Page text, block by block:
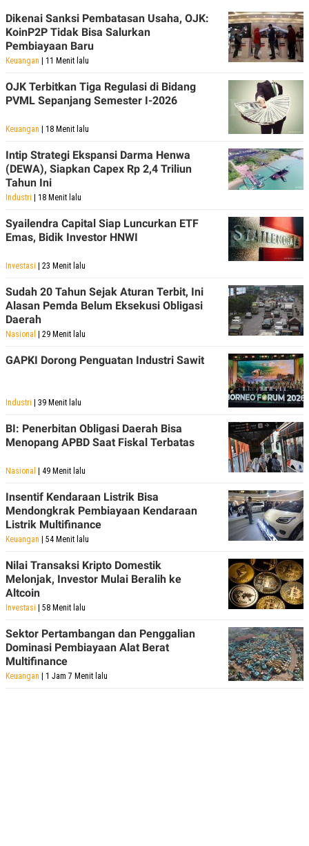
Dikenai Sanksi Pembatasan Usaha, OJK:
KoinP2P Tidak Bisa Salurkan
Pembiayaan Baru
Keuangan | 11 Menit lalu
OJK Terbitkan Tiga Regulasi di Bidang
PVML Sepanjang Semester I-2026
Keuangan | 18 Menit lalu
Intip Strategi Ekspansi Darma Henwa
(DEWA), Siapkan Capex Rp 2,4 Triliun
Tahun Ini
Industri | 18 Menit lalu
Syailendra Capital Siap Luncurkan ETF
Emas, Bidik Investor HNWI
Investasi | 23 Menit lalu
Sudah 20 Tahun Sejak Aturan Terbit, Ini
Alasan Pemda Belum Eksekusi Obligasi
Daerah
Nasional | 29 Menit lalu
GAPKI Dorong Penguatan Industri Sawit
Industri | 39 Menit lalu
BI: Penerbitan Obligasi Daerah Bisa
Menopang APBD Saat Fiskal Terbatas
Nasional | 49 Menit lalu
Insentif Kendaraan Listrik Bisa
Mendongkrak Pembiayaan Kendaraan
Listrik Multifinance
Keuangan | 54 Menit lalu
Nilai Transaksi Kripto Domestik
Melonjak, Investor Mulai Beralih ke
Altcoin
Investasi | 58 Menit lalu
Sektor Pertambangan dan Penggalian
Dominasi Pembiayaan Alat Berat
Multifinance
Keuangan | 1 Jam 7 Menit lalu